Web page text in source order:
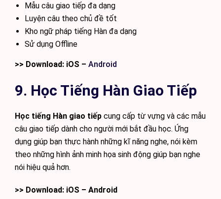
Mẫu câu giao tiếp đa dạng
Luyện câu theo chủ đề tốt
Kho ngữ pháp tiếng Hàn đa dạng
Sử dụng Offline
>> Download: iOS – Android
9. Học Tiếng Hàn Giao Tiếp
Học tiếng Hàn giao tiếp cung cấp từ vựng và các mẫu
câu giao tiếp dành cho người mới bắt đầu học. Ứng
dụng giúp bạn thực hành những kĩ năng nghe, nói kèm
theo những hình ảnh minh họa sinh động giúp bạn nghe
nói hiệu quả hơn.
>> Download: iOS – Android